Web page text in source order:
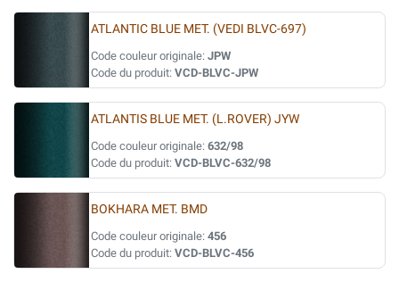
ATLANTIC BLUE MET. (VEDI BLVC-697)
Code couleur originale: JPW
Code du produit: VCD-BLVC-JPW
ATLANTIS BLUE MET. (L.ROVER) JYW
Code couleur originale: 632/98
Code du produit: VCD-BLVC-632/98
BOKHARA MET. BMD
Code couleur originale: 456
Code du produit: VCD-BLVC-456